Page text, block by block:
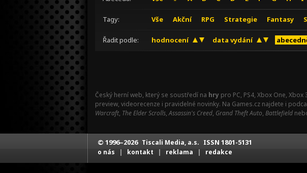
Tagy: Vše Akční RPG Strategie Fantasy
Řadit podle: hodnocení data vydání
Český herní web, který se soustředí na hry pro PC, PS4, Xbox One,
preview, videorecenze i pravidelné novinky. Na Games.cz najdete i
Warcraft, The Elder Scrolls,Assassin's Creed, Grand Theft Auto, Battlefield
© 1996–2026 Tiscali Media, a.s. ISSN 1801-5131
o nás | kontakt | reklama | redakce